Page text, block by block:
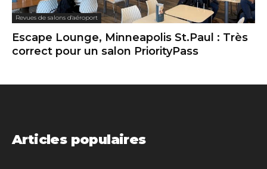
Revues de salons d'aéroport
Escape Lounge, Minneapolis St.Paul : Très
correct pour un salon PriorityPass
Articles populaires